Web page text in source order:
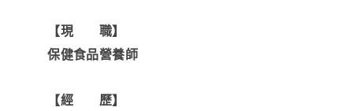
【現 職】
保健食品營養師
【經 歷】